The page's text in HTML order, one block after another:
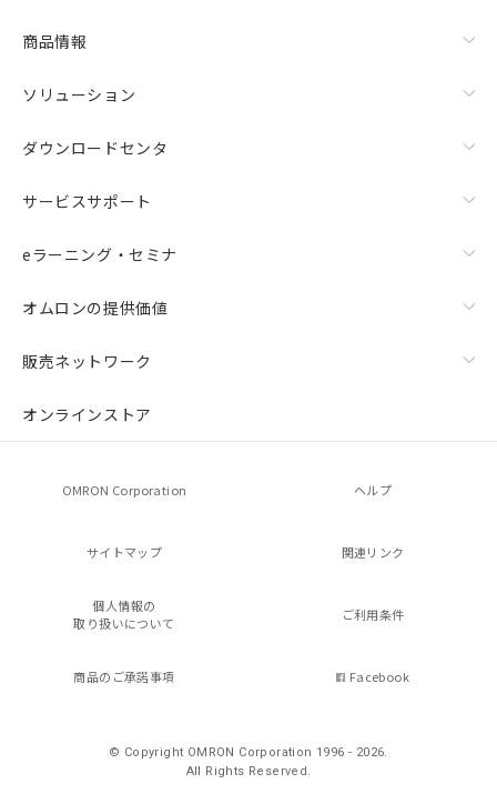
商品情報
ソリューション
ダウンロードセンタ
サービスサポート
eラーニング・セミナ
オムロンの提供価値
販売ネットワーク
オンラインストア
OMRON Corporation ヘルプ
サイトマップ 関連リンク
個人情報の
取り扱いについて
ご利用条件
商品のご承諾事項 Facebook
© Copyright OMRON Corporation 1996 - 2026.
All Rights Reserved.